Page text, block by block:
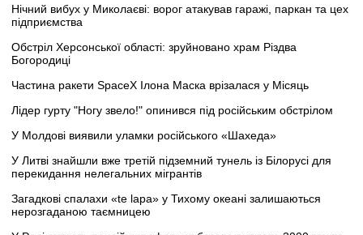
Нічний вибух у Миколаєві: ворог атакував гаражі, паркан та цех
підприємства
Обстріл Херсонської області: зруйновано храм Різдва
Богородиці
Частина ракети SpaceX Ілона Маска врізалася у Місяць
Лідер гурту "Ногу звело!" опинився під російським обстрілом
У Молдові виявили уламки російського «Шахеда»
У Литві знайшли вже третій підземний тунель із Білорусі для
перекидання нелегальних мігрантів
Загадкові спалахи «te lapa» у Тихому океані залишаються
нерозгаданою таємницею